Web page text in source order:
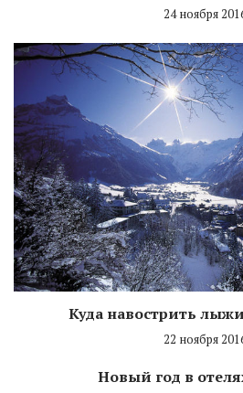
24 ноября
Куда навострить
22 ноября
Новый год в